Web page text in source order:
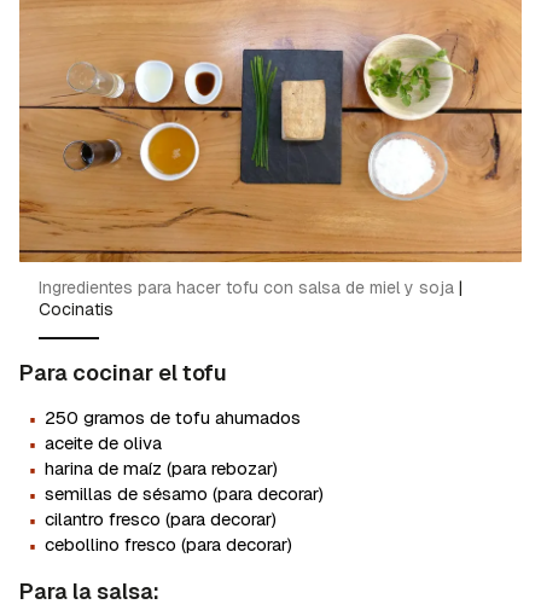
Ingredientes para hacer tofu con salsa de miel y soja |
Cocinatis
Para cocinar el tofu
· 250 gramos de tofu ahumados
· aceite de oliva
· harina de maíz (para rebozar)
· semillas de sésamo (para decorar)
· cilantro fresco (para decorar)
· cebollino fresco (para decorar)
Para la salsa: